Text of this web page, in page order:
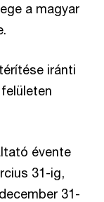
a magyar
iránti
évente
31-ig,
31-